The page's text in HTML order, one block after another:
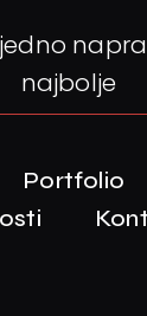
najbolje
Portfolio